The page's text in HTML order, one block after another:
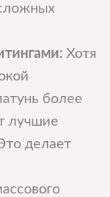
Хотя
более
лучшие
делает